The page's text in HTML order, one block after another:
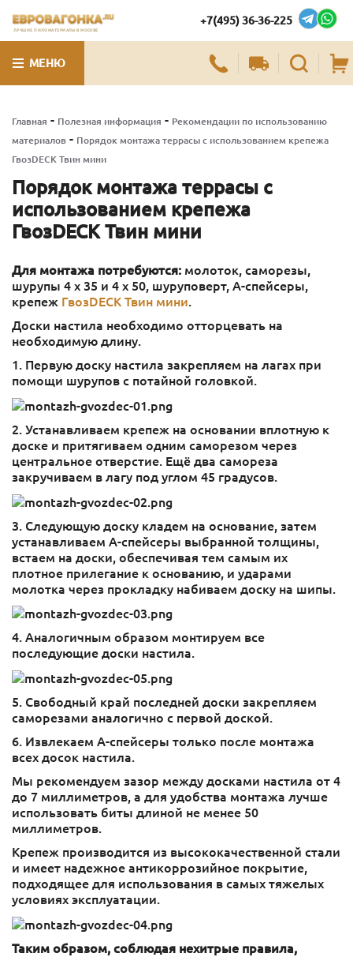
ЛУЧШИЕ ПИЛОМАТЕРИАЛЫ В МОСКВЕ
+7(495) 36-36-225
МЕНЮ
Главная - Полезная информация - Рекомендации по использованию
материалов - Порядок монтажа террасы с использованием крепежа
ГвозDECK Твин мини
Порядок монтажа террасы с
использованием крепежа
ГвозDECK Твин мини
Для монтажа потребуются: молоток, саморезы,
шурупы 4 х 35 и 4 х 50, шуруповерт, А-спейсеры,
крепеж ГвозDECK Твин мини.
Доски настила необходимо отторцевать на
необходимую длину.
1. Первую доску настила закрепляем на лагах при
помощи шурупов с потайной головкой.
2. Устанавливаем крепеж на основании вплотную к
доске и притягиваем одним саморезом через
центральное отверстие. Ещё два самореза
закручиваем в лагу под углом 45 градусов.
3. Следующую доску кладем на основание, затем
устанавливаем А-спейсеры выбранной толщины,
встаем на доски, обеспечивая тем самым их
плотное прилегание к основанию, и ударами
молотка через прокладку набиваем доску на шипы.
4. Аналогичным образом монтируем все
последующие доски настила.
5. Свободный край последней доски закрепляем
саморезами аналогично с первой доской.
6. Извлекаем А-спейсеры только после монтажа
всех досок настила.
Мы рекомендуем зазор между досками настила от 4
до 7 миллиметров, а для удобства монтажа лучше
использовать биты длиной не менее 50
миллиметров.
Крепеж производится из высококачественной стали
и имеет надежное антикоррозийное покрытие,
подходящее для использования в самых тяжелых
условиях эксплуатации.
Таким образом, соблюдая нехитрые правила,